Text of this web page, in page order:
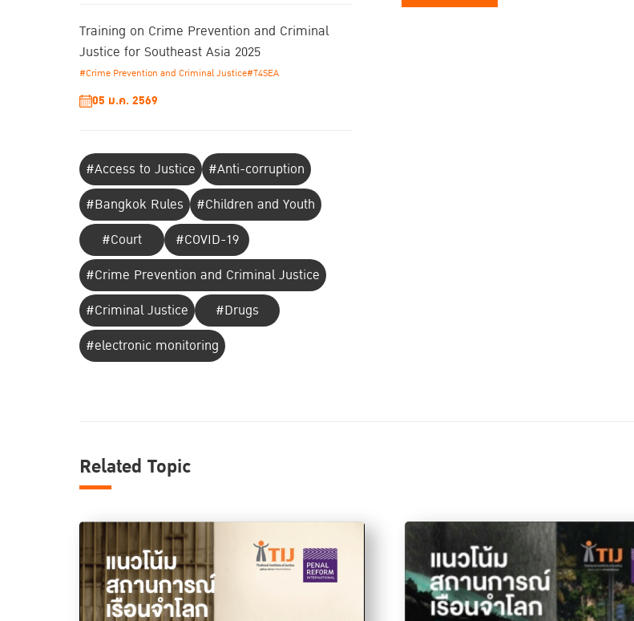
Training on Crime Prevention and Criminal
Justice for Southeast Asia 2025
#Crime Prevention and Criminal Justice#T4SEA
05 ม.ค. 2569
#Access to Justice
#Anti-corruption
#Bangkok Rules
#Children and Youth
#Court
#COVID-19
#Crime Prevention and Criminal Justice
#Criminal Justice
#Drugs
#electronic monitoring
Related Topic